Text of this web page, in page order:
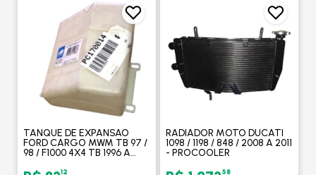
TANQUE DE EXPANSAO
FORD CARGO MWM TB 97 /
98 / F1000 4X4 TB 1996 A
1998 - RESERPLAST
12
RADIADOR MOTO DUCATI
1098 / 1198 / 848 / 2008 A 2011
- PROCOOLER
58